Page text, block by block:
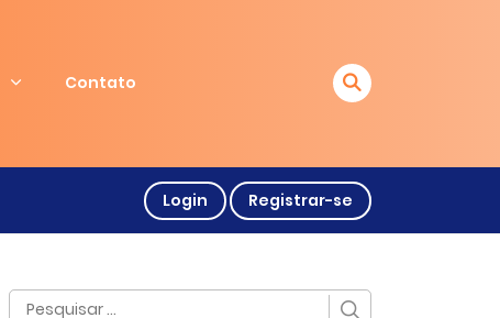
Contato
Login Registrar-se